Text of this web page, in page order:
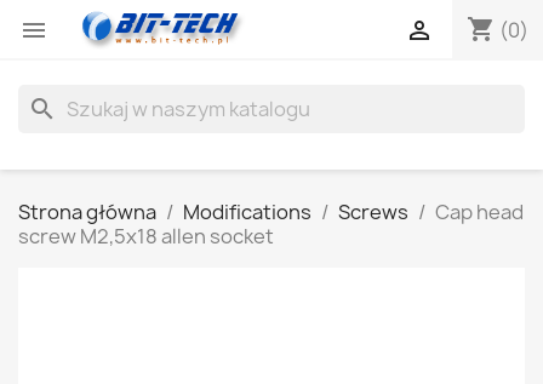
 shopping_cart (0)

search
Strona główna Modifications Screws
Cap head
screw M2,5x18 allen socket